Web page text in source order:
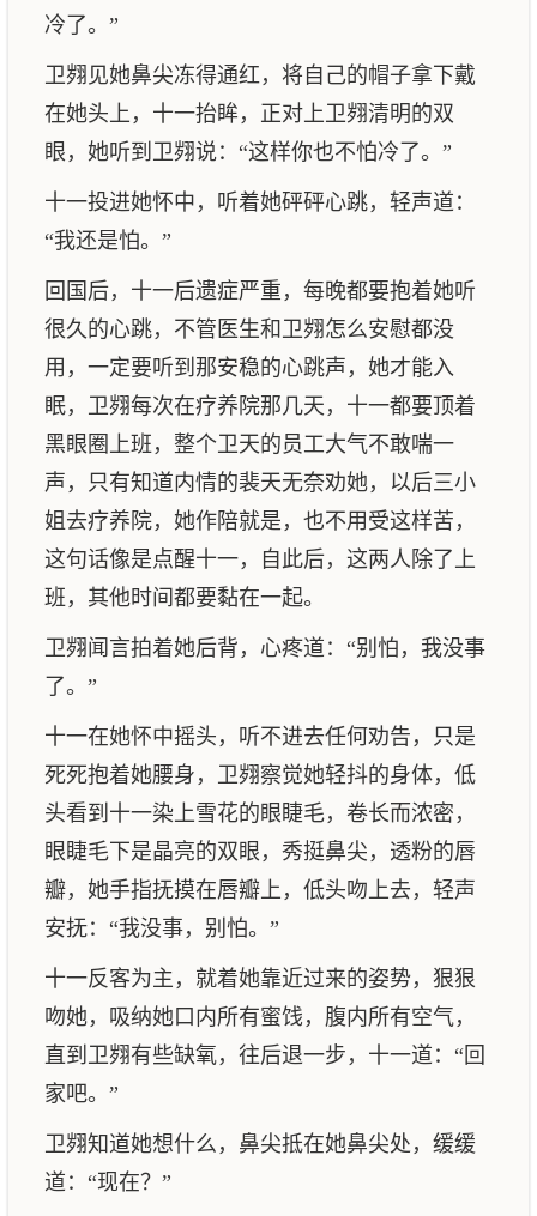
冷了。”
卫翙见她鼻尖冻得通红，将自己的帽子拿下戴
在她头上，十一抬眸，正对上卫翙清明的双
眼，她听到卫翙说：“这样你也不怕冷了。”
十一投进她怀中，听着她砰砰心跳，轻声道：
“我还是怕。”
回国后，十一后遗症严重，每晚都要抱着她听
很久的心跳，不管医生和卫翙怎么安慰都没
用，一定要听到那安稳的心跳声，她才能入
眠，卫翙每次在疗养院那几天，十一都要顶着
黑眼圈上班，整个卫天的员工大气不敢喘一
声，只有知道内情的裴天无奈劝她，以后三小
姐去疗养院，她作陪就是，也不用受这样苦，
这句话像是点醒十一，自此后，这两人除了上
班，其他时间都要黏在一起。
卫翙闻言拍着她后背，心疼道：“别怕，我没事
了。”
十一在她怀中摇头，听不进去任何劝告，只是
死死抱着她腰身，卫翙察觉她轻抖的身体，低
头看到十一染上雪花的眼睫毛，卷长而浓密，
眼睫毛下是晶亮的双眼，秀挺鼻尖，透粉的唇
瓣，她手指抚摸在唇瓣上，低头吻上去，轻声
安抚：“我没事，别怕。”
十一反客为主，就着她靠近过来的姿势，狠狠
吻她，吸纳她口内所有蜜饯，腹内所有空气，
直到卫翙有些缺氧，往后退一步，十一道：“回
家吧。”
卫翙知道她想什么，鼻尖抵在她鼻尖处，缓缓
道：“现在？”